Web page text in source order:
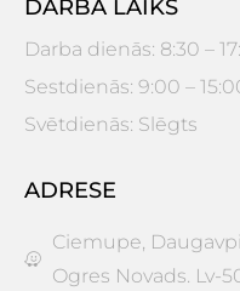
DARBA LAIKS
Darba dienās: 8:30 –
Sestdienās: 9:00 –
Svētdienās: Slēgts
ADRESE
Ciemupe,
Ogres Novads. Lv-